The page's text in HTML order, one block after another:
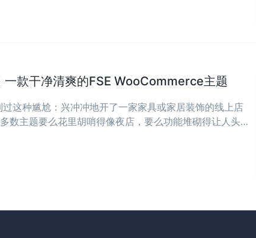
一款干净清爽的FSE WooCommerce主题
这种尴尬：兴冲冲地开了一家家具或家居装饰的线上店
数主题要么花里胡哨得像夜店，要么功能堆砌得让人头